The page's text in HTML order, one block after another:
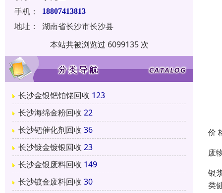
手机：
18807413813
地址：
湖南省长沙市长沙县
本站共被浏览过 6099135 次
长沙金银钯铂铑回收 123
长沙海绵金粉回收 22
长沙钯催化剂回收 36
长沙镀金镀银回收 23
长沙金银废料回收 149
长沙镀金废料回收 30
价
废
银
类